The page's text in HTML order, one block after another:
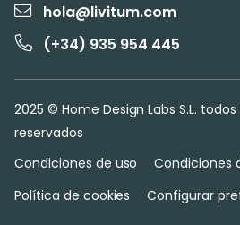
hola@livitum.com
(+34) 935 954 445
2025 © Home Design Labs S.L.
reservados
Condiciones de uso
Condiciones
Política de cookies
Configurar